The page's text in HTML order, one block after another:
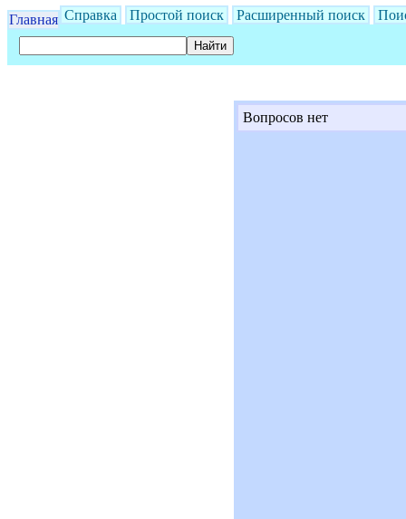
Главная Справка Простой поиск Расширенный поиск
Вопросов нет